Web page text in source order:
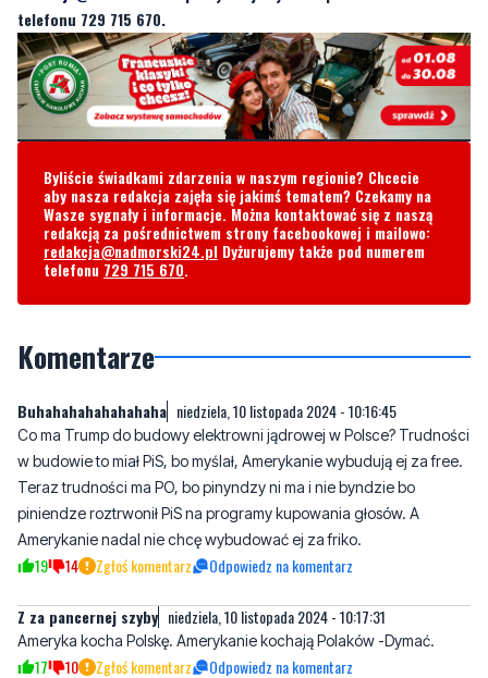
Byliście świadkami zdarzenia w naszym regionie? Chcecie
aby nasza redakcja zajęła się jakimś tematem? Czekamy na
Wasze sygnały i informacje. Można kontaktować się z naszą
redakcja@nadmorski24.plDyżurujemy także pod numerem
telefonu729 715 670.
Komentarze
Co ma Trump do budowy elektrowni jądrowej w Polsce? Trudności
Teraz trudności ma PO, bo pinyndzy ni ma i nie byndzie bo
piniendze roztrwonił PiS na programy kupowania głosów. A
Amerykanie nadal nie chcę wybudować ej za friko.
19 14 Zgłoś komentarz Odpowiedz na komentarz
Z za pancernej szyby niedziela, 10 listopada 2024 - 10:17:31
Ameryka kocha Polskę. Amerykanie kochają Polaków -Dymać.
Odezwa do PISowców niedziela, 10 listopada 2024 - 10:18:59
PISowcy, możecie cieszyć się wygraną Trumpa, tak jak wygraną